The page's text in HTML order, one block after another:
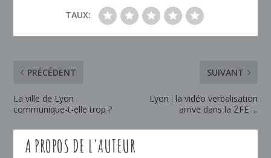
TAUX:
PRÉCÉDENT
La ville de Lyon
communique-t-elle trop ?
SUIVANT
Lyon : la vidéo verbalisation
arrive dans la ZFE …
A PROPOS DE L'AUTEUR